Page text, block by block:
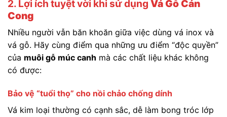
2. Lợi ích tuyệt vời khi sử dụng Vá Gỗ Cán
Cong
Nhiều người vẫn băn khoăn giữa việc dùng vá inox và
vá gỗ. Hãy cùng điểm qua những ưu điểm “độc quyền”
của muôi gỗ múc canh mà các chất liệu khác không
có được:
Bảo vệ “tuổi thọ” cho nồi chảo chống dính
Vá kim loại thường có cạnh sắc, dễ làm bong tróc lớp